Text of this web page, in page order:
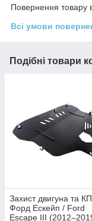
Повернення товару
Всі умови
Подібні товари
Захист двигуна та
Форд Ескейп / Ford
Escape III